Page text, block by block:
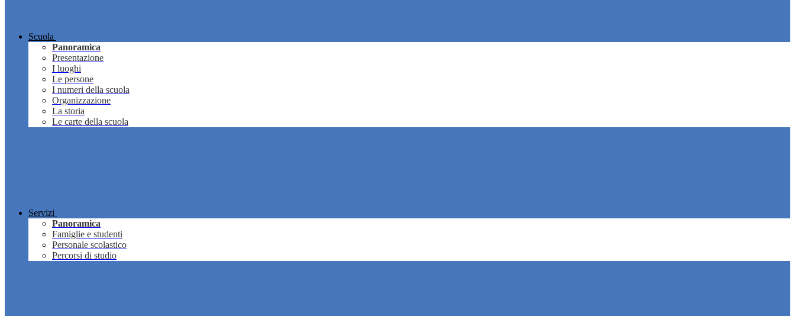
Scuola
Panoramica
Presentazione
I luoghi
Le persone
I numeri della scuola
Organizzazione
La storia
Le carte della scuola
Servizi
Panoramica
Famiglie e studenti
Personale scolastico
Percorsi di studio